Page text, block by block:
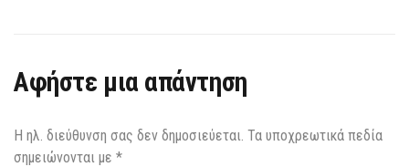
Αφήστε μια απάντηση
Η ηλ. διεύθυνση σας δεν δημοσιεύεται. Τα υποχρεωτικά πεδία
σημειώνονται με *